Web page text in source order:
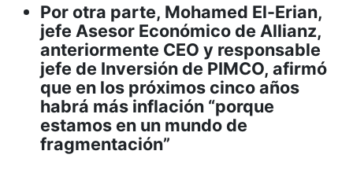
Por otra parte, Mohamed El-Erian,
jefe Asesor Económico de Allianz,
anteriormente CEO y responsable
jefe de Inversión de PIMCO, afirmó
que en los próximos cinco años
habrá más inflación “porque
estamos en un mundo de
fragmentación”